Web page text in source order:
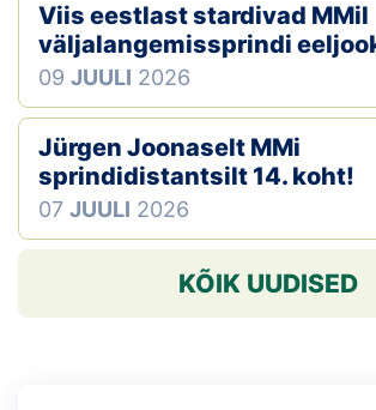
Viis eestlast stardivad MMil
väljalangemissprindi
09 JUULI 2026
Jürgen Joonaselt MMi
sprindidistantsilt 14. koht!
07 JUULI 2026
KÕIK UUDISED